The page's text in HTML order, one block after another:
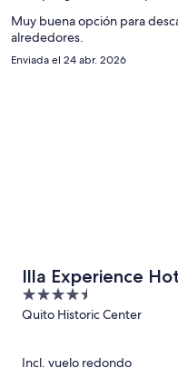
Muy buena opción para
alrededores.
Enviada el 24 abr. 2026
Illa Experience
4.5
out
Quito Historic Center
Incl. vuelo redondo